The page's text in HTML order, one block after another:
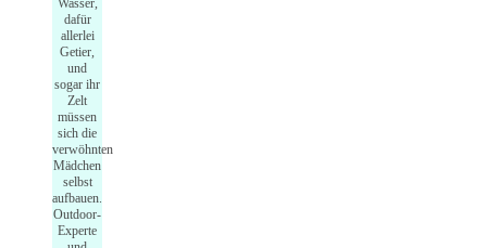
dafür
allerlei
Getier,
und
sogar ihr
Zelt
müssen
sich die
verwöhnten
Mädchen
selbst
aufbauen.
Outdoor-
Experte